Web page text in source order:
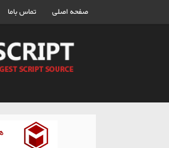
صفحه اصلی تماس باما